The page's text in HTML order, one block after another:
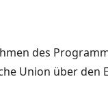
des
Union über den